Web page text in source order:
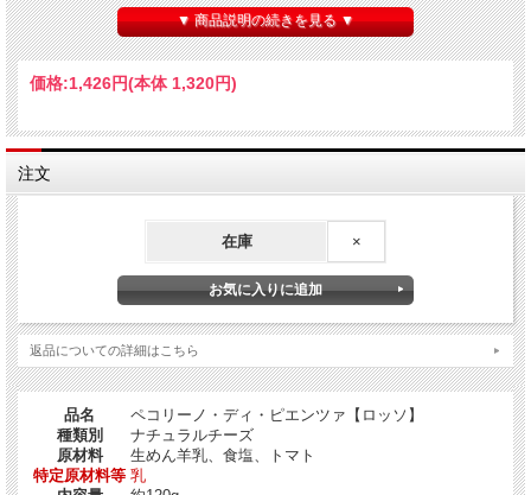
Pecorino di Pienza：ペコリーノ・ディ・ピエンツァ
Pecorino：ペコリーノとはPecola：ペーコラ（羊）に由来する羊乳で作られたチ
山岳地帯の多いイタリアでは最も種類の多い、言わば最も”イタリアらしい”とも
小型（2Kg弱）のチーズです。
▼ 商品説明の続きを見る ▼
価格:1,426円(本体 1,320円)
注文
在庫 ×
返品についての詳細はこちら
品名
ペコリーノ・ディ・ピエンツァ【ロッソ】
種類別
ナチュラルチーズ
原材料
生めん羊乳、食塩、トマト
特定原材料等 乳